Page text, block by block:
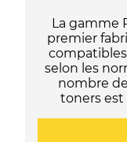
La gamme
premier
selon les
nombre
toners est